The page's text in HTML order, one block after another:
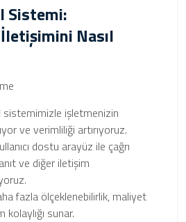
Sistemi:
Nasıl
sistemimizle işletmenizin
ve verimliliği artırıyoruz.
dostu arayüz ile çağrı
ve diğer iletişim
fazla ölçeklenebilirlik, maliyet
sunar.